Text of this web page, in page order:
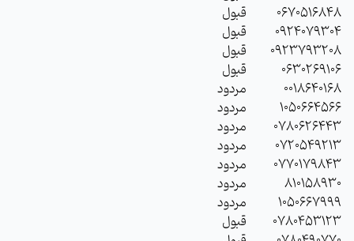
0670516848
قبول
0924079304
قبول
0923793208
قبول
0630269106
قبول
0018640168
مردود
1050664566
مردود
0780626443
مردود
0720549213
مردود
0770179843
مردود
810158930
مردود
1050667999
مردود
0780453123
قبول